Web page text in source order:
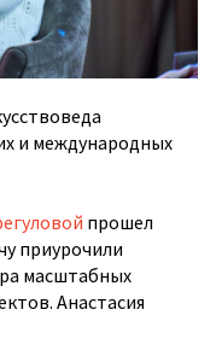
и международных
прошел
приурочили
масштабных
Анастасия